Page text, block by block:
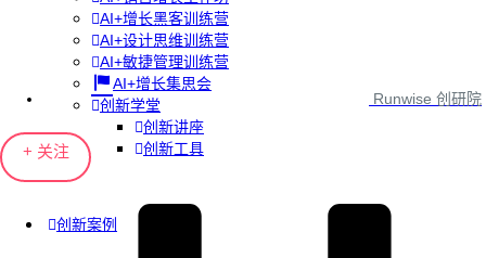
AI+增长黑客训练营
AI+设计思维训练营
AI+敏捷管理训练营
AI+增长集思会
创新学堂
创新讲座
创新工具
创新案例
Runwise 创研院
+ 关注